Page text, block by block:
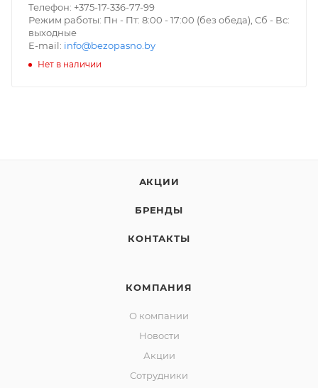
Телефон: +375-17-336-77-99
Режим работы: Пн - Пт: 8:00 - 17:00 (без обеда), Сб - Вс:
выходные
E-mail: info@bezopasno.by
Нет в наличии
АКЦИИ
БРЕНДЫ
КОНТАКТЫ
КОМПАНИЯ
О компании
Новости
Акции
Сотрудники